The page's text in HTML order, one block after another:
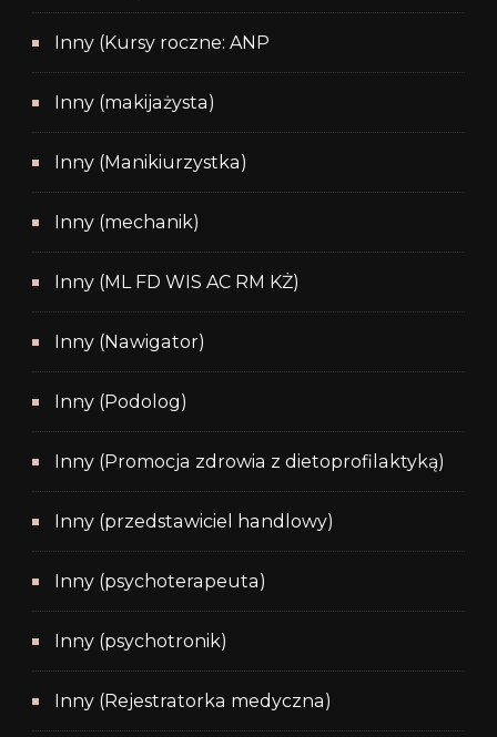
Inny (Kursy roczne: ANP
Inny (makijażysta)
Inny (Manikiurzystka)
Inny (mechanik)
Inny (ML FD WIS AC RM KŻ)
Inny (Nawigator)
Inny (Podolog)
Inny (Promocja zdrowia z dietoprofilaktyką)
Inny (przedstawiciel handlowy)
Inny (psychoterapeuta)
Inny (psychotronik)
Inny (Rejestratorka medyczna)